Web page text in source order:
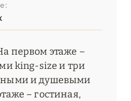
первом этаже –
king-size и три
и душевыми
– гостиная,